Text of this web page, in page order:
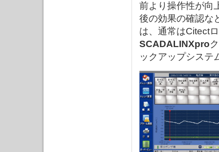
前より操作性が向
後の効果の確認な
は、通常はCitect
SCADALINXpro
ックアップシステ